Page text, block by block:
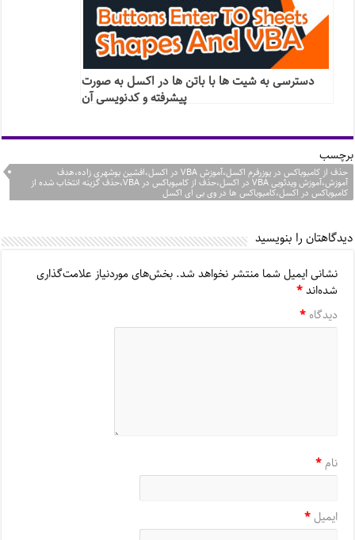
دسترسی به شیت ها با باتن ها در اکسل به صورت
پیشرفته و کدنویسی آن
برچسب
حذف از کامبوباکس در یوزرفرم اکسل،آموزش VBA در اکسل،افشین بوشهری زاده،هدف
آموزش،آموزش ویدئویی VBA در اکسل،حذف از کامبوباکس در VBA،حذف گزینه انتخاب شده از
کامبوباکس در اکسل،کامبوباکس ها در وی بی ای اکسل
دیدگاهتان را بنویسید
نشانی ایمیل شما منتشر نخواهد شد. بخش‌های موردنیاز علامت‌گذاری
شده‌اند*
دیدگاه*
نام*
ایمیل*